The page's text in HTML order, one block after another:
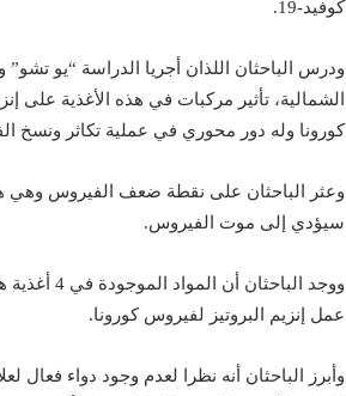
كوفيد-19.
ودرس الباحثان اللذان أجريا الدراسة “يو
الشمالية، تأثير مركبات في هذه الأغذية على
كورونا وله دور محوري في عملية تكاثر ونسخ
وعثر الباحثان على نقطة ضعف الفيروس وهي
سيؤدي إلى موت الفيروس.
ووجد
عمل إنزيم البروتيز لفيروس كورونا.